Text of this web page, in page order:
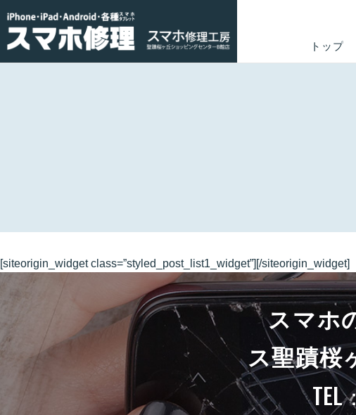
トップ
[siteorigin_widget class=”styled_post_list1_widget”] [/siteorigin_widget]
スマホ
ス聖蹟桜
TEL